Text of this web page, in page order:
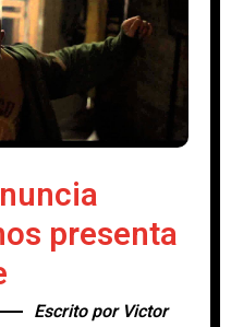
presenta
Escrito por Victor